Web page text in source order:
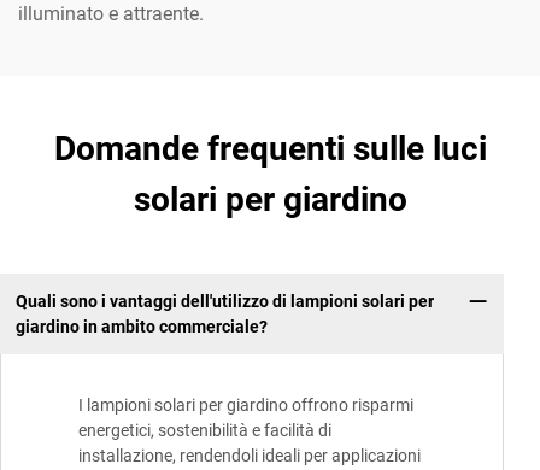
illuminato e attraente.
Domande frequenti sulle luci
solari per giardino
Quali sono i vantaggi dell'utilizzo di lampioni solari per
giardino in ambito commerciale?
I lampioni solari per giardino offrono risparmi
energetici, sostenibilità e facilità di
installazione, rendendoli ideali per applicazioni